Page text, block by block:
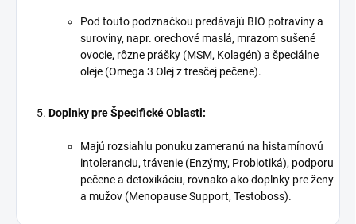
Pod touto podznačkou predávajú BIO potraviny a
suroviny, napr. orechové maslá, mrazom sušené
ovocie, rôzne prášky (MSM, Kolagén) a špeciálne
oleje (Omega 3 Olej z tresčej pečene).
Doplnky pre Špecifické Oblasti:
Majú rozsiahlu ponuku zameranú na histamínovú
intoleranciu, trávenie (Enzýmy, Probiotiká), podporu
pečene a detoxikáciu, rovnako ako doplnky pre ženy
a mužov (Menopause Support, Testoboss).